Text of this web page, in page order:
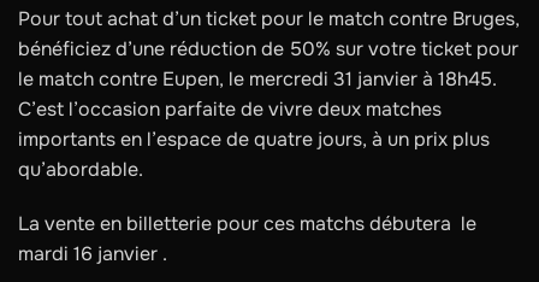
Pour tout achat d’un ticket pour le match contre Bruges,
bénéficiez d’une réduction de 50% sur votre ticket pour
le match contre Eupen, le mercredi 31 janvier à 18h45.
C’est l’occasion parfaite de vivre deux matches
importants en l’espace de quatre jours, à un prix plus
qu’abordable.
La vente en billetterie pour ces matchs débutera le
mardi 16 janvier .